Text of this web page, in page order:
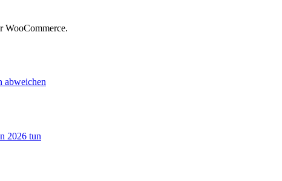
WooCommerce.
abweichen
2026 tun